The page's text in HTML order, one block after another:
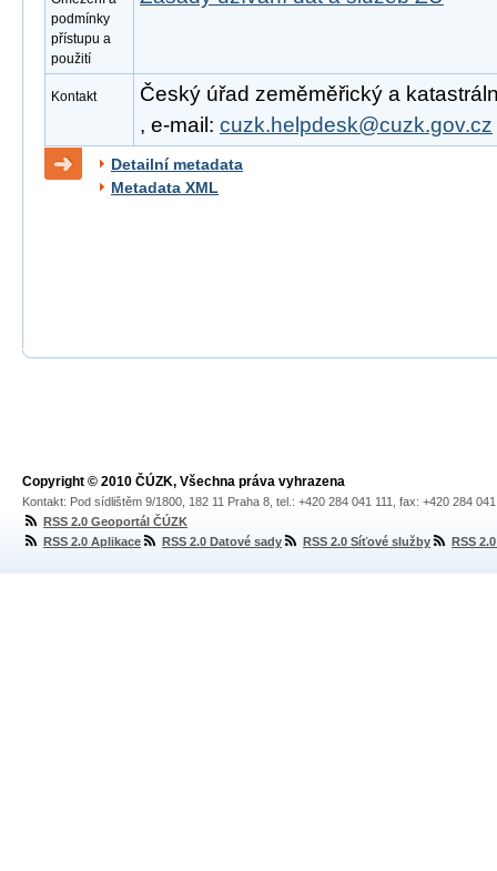
podmínky
přístupu a
použití
Kontakt
Český úřad zeměměřický a
, e-mail: cuzk.helpdesk@cuzk.gov.cz
Detailní metadata
Metadata XML
Copyright © 2010 ČÚZK, Všechna práva vyhrazena
Kontakt: Pod sídlištěm 9/1800, 182 11 Praha 8, tel.: +420 284 041 111, fax: +420 284
RSS 2.0 Geoportál ČÚZK
RSS 2.0 Aplikace
RSS 2.0 Datové sady RSS 2.0 Síťové služby RSS